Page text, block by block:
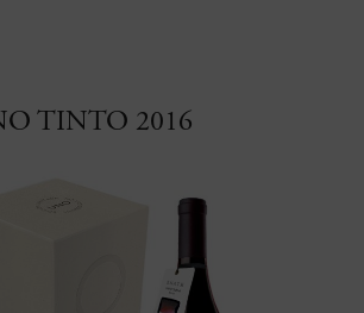
TINTO 2016